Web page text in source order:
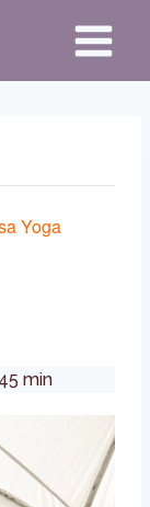
Yoga
min